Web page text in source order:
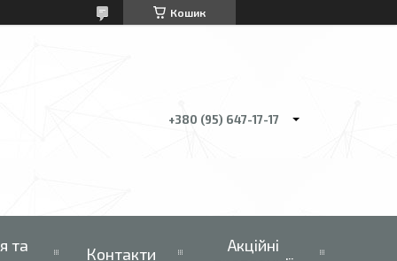
Кошик
+380 (95) 647-17-17
та Контакти
Акційні